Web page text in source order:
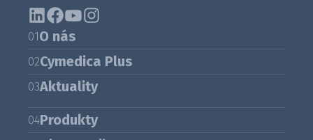
01O nás
02Cymedica Plus
03Aktuality
04Produkty